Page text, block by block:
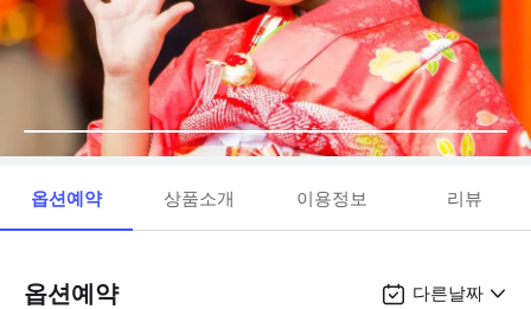
옵션예약 상품소개 이용정보 리뷰
옵션예약 다른날짜